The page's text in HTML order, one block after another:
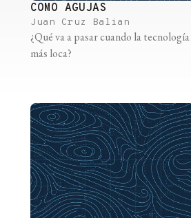
COMO AGUJAS
Juan Cruz Balian
¿Qué va a pasar cuando la
más loca?